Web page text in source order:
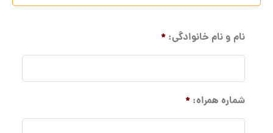
نام و نام خانوادگی: *
شماره همراه: *